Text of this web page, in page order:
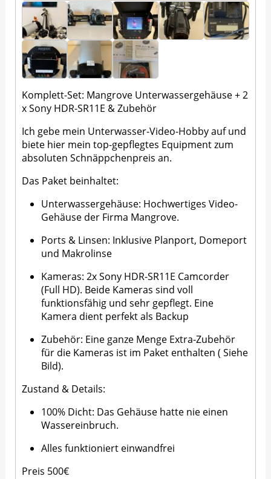
Komplett-Set: Mangrove Unterwassergehäuse + 2
x Sony HDR-SR11E & Zubehör
Ich gebe mein Unterwasser-Video-Hobby auf und
biete hier mein top-gepflegtes Equipment zum
absoluten Schnäppchenpreis an.
Das Paket beinhaltet:
Unterwassergehäuse: Hochwertiges Video-
Gehäuse der Firma Mangrove.
Ports & Linsen: Inklusive Planport, Domeport
und Makrolinse
Kameras: 2x Sony HDR-SR11E Camcorder
(Full HD). Beide Kameras sind voll
funktionsfähig und sehr gepflegt. Eine
Kamera dient perfekt als Backup
Zubehör: Eine ganze Menge Extra-Zubehör
für die Kameras ist im Paket enthalten ( Siehe
Bild).
Zustand & Details:
100% Dicht: Das Gehäuse hatte nie einen
Wassereinbruch.
Alles funktioniert einwandfrei
Preis 500€